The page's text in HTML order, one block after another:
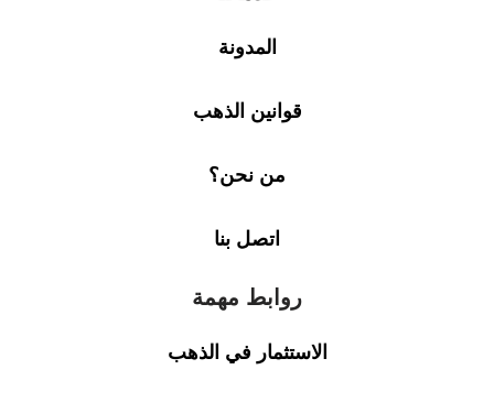
المدونة
قوانين الذهب
من نحن؟
اتصل بنا
روابط مهمة
الاستثمار في الذهب